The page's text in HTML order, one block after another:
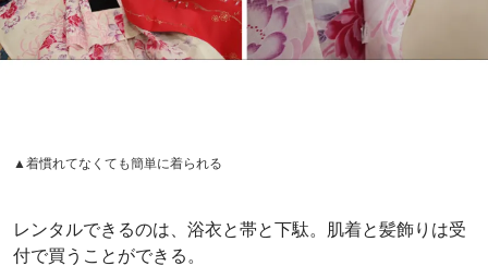
▲着慣れてなくても簡単に着られる
レンタルできるのは、浴衣と帯と下駄。肌着と髪飾りは受
付で買うことができる。